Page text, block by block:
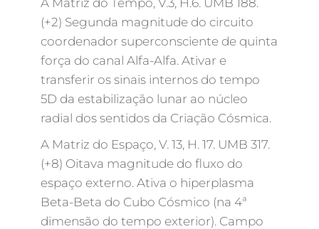
(+2) Segunda magnitude do circuito
coordenador superconsciente de quinta
força do canal Alfa-Alfa. Ativar e
transferir os sinais internos do tempo
5D da estabilização lunar ao núcleo
radial dos sentidos da Criação Cósmica.
A Matriz do Espaço, V. 13, H. 17. UMB 317.
(+8) Oitava magnitude do fluxo do
espaço externo. Ativa o hiperplasma
Beta-Beta do Cubo Cósmico (na 4ª
dimensão do tempo exterior). Campo